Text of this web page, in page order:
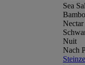
Sea
Nectar
Nuit
Nach